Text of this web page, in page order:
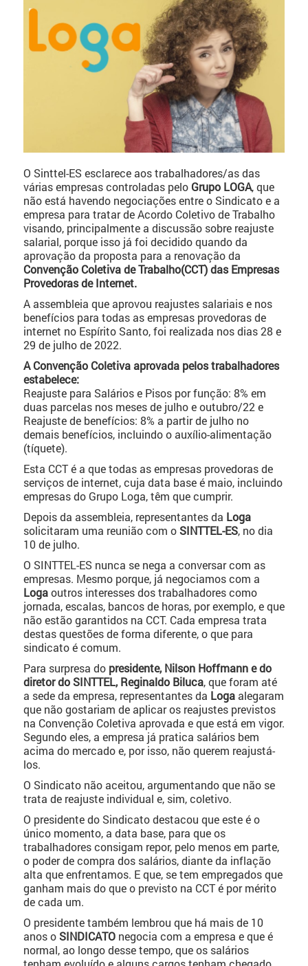
O Sinttel-ES esclarece aos trabalhadores/as das
várias empresas controladas pelo Grupo LOGA, que
não está havendo negociações entre o Sindicato e a
empresa para tratar de Acordo Coletivo de Trabalho
visando, principalmente a discussão sobre reajuste
salarial, porque isso já foi decidido quando da
aprovação da proposta para a renovação da
Convenção Coletiva de Trabalho(CCT) das Empresas
Provedoras de Internet.
A assembleia que aprovou reajustes salariais e nos
benefícios para todas as empresas provedoras de
internet no Espírito Santo, foi realizada nos dias 28 e
29 de julho de 2022.
A Convenção Coletiva aprovada pelos trabalhadores
estabelece:
Reajuste para Salários e Pisos por função: 8% em
duas parcelas nos meses de julho e outubro/22 e
Reajuste de benefícios: 8% a partir de julho no
demais benefícios, incluindo o auxílio-alimentação
(tíquete).
Esta CCT é a que todas as empresas provedoras de
serviços de internet, cuja data base é maio, incluindo
empresas do Grupo Loga, têm que cumprir.
Depois da assembleia, representantes da Loga
solicitaram uma reunião com oSINTTEL-ES, no dia
10 de julho.
O SINTTEL-ES nunca se nega a conversar com as
empresas. Mesmo porque, já negociamos com a
Logaoutros interesses dos trabalhadores como
jornada, escalas, bancos de horas, por exemplo, e que
não estão garantidos na CCT. Cada empresa trata
destas questões de forma diferente, o que para
sindicato é comum.
Para surpresa do presidente, Nilson Hoffmann e do
diretor do SINTTEL, Reginaldo Biluca, que foram até
a sede da empresa, representantes da Logaalegaram
que não gostariam de aplicar os reajustes previstos
na Convenção Coletiva aprovada e que está em vigor.
Segundo eles, a empresa já pratica salários bem
acima do mercado e, por isso, não querem reajustá-
los.
O Sindicato não aceitou, argumentando que não se
trata de reajuste individual e, sim, coletivo.
O presidente do Sindicato destacou que este é o
único momento, a data base, para que os
trabalhadores consigam repor, pelo menos em parte,
o poder de compra dos salários, diante da inflação
alta que enfrentamos. E que, se tem empregados que
ganham mais do que o previsto na CCT é por mérito
de cada um.
O presidente também lembrou que há mais de 10
anos oSINDICATOnegocia com a empresa e que é
normal, ao longo desse tempo, que os salários